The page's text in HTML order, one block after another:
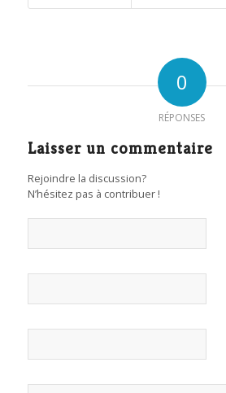
0
RÉPONSES
Laisser un commentaire
Rejoindre la discussion?
N’hésitez pas à contribuer !